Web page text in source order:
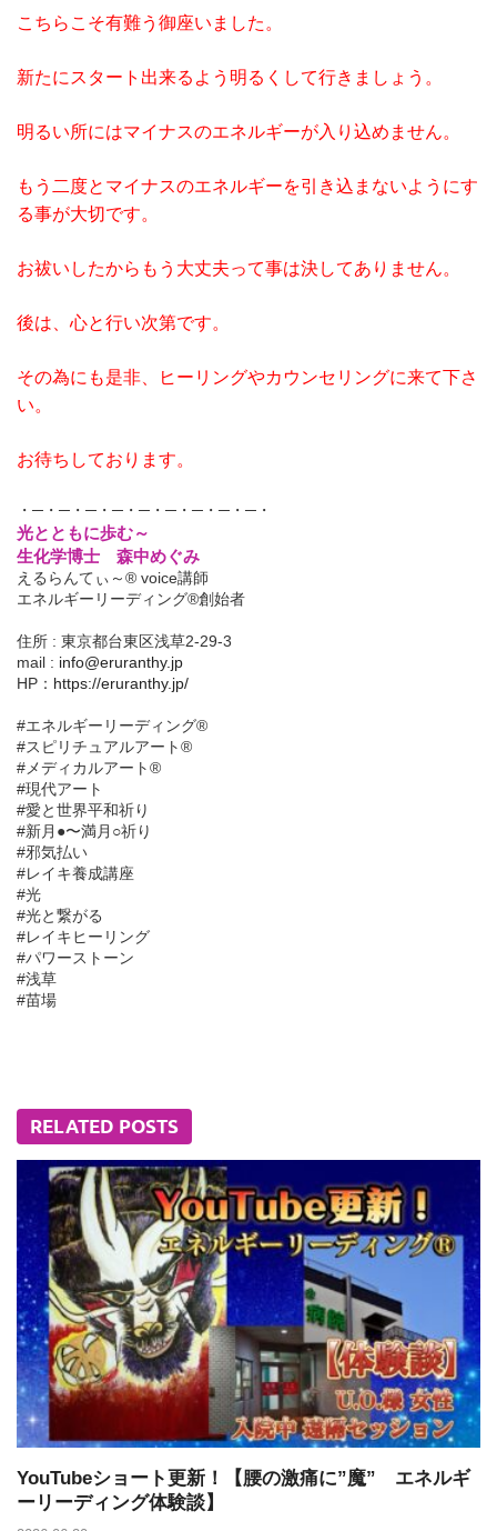
こちらこそ有難う御座いました。
新たにスタート出来るよう明るくして行きましょう。
明るい所にはマイナスのエネルギーが入り込めません。
もう二度とマイナスのエネルギーを引き込まないようにす
る事が大切です。
お祓いしたからもう大丈夫って事は決してありません。
後は、心と行い次第です。
その為にも是非、ヒーリングやカウンセリングに来て下さ
い。
お待ちしております。
・─・─・─・─・─・─・─・─・─・
光とともに歩む～
生化学博士 森中めぐみ
えるらんてぃ～® voice講師
エネルギーリーディング®創始者
住所 : 東京都台東区浅草2-29-3
mail : info@eruranthy.jp
HP： https://eruranthy.jp/
#エネルギーリーディング®︎
#スピリチュアルアート®︎
#メディカルアート®︎
#現代アート
#愛と世界平和祈り
#新月●〜満月○祈り
#邪気払い
#レイキ養成講座
#光
#光と繋がる
#レイキヒーリング
#パワーストーン
#浅草
#苗場
RELATED POSTS
YouTubeショート更新！【腰の激痛に”魔” エネルギ
ーリーディング体験談】